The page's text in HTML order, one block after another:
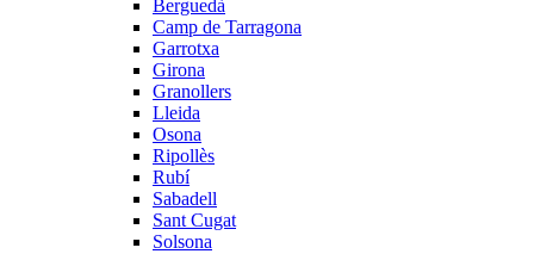
Berguedà
Camp de Tarragona
Garrotxa
Girona
Granollers
Lleida
Osona
Ripollès
Rubí
Sabadell
Sant Cugat
Solsona